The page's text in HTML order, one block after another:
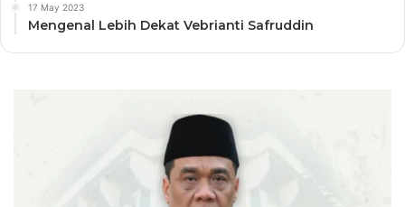
17 May 2023
Mengenal Lebih Dekat Vebrianti Safruddin